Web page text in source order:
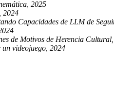
2025
2024
Capacidades de LLM de
de Motivos de Herencia
videojuego, 2024